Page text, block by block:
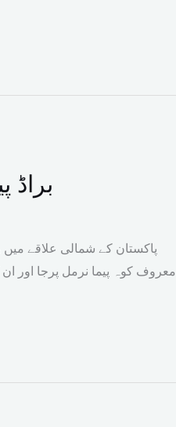
پاکستان کے شمالی علاقے میں
معروف کوہ پیما نرمل پرجا اور